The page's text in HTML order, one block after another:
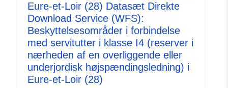
koncessionshaveren en måned før arbejdets
påbegyndelse. omkredse, der er fastlagt i henhold til
artikel 12a på hver side af en luftledning med en
spænding på 130 kilovolt eller derover, og inden for
hvilke: — følgende er forbudt: • beboelsesejendomme •
steder af velkommen til rejsende, • visse kategorier af
virksomheder, der modtager fra offentligheden:
modtagelsesfaciliteter for ældre og handicappede,
Eure-et-Loir (28) Datasæt Direkte
Download Service (WFS):
Beskyttelsesområder i forbindelse
med servitutter i klasse I4 (reserver i
nærheden af en overliggende eller
underjordisk højspændingsledning) i
Eure-et-Loir (28)